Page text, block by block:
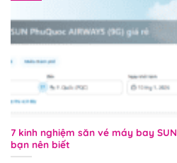
7 kinh nghiệm săn vé máy bay
bạn nên biết